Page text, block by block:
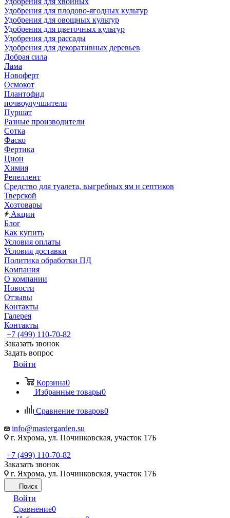
Удобрения для плодово-ягодных культур
Удобрения для овощных культур
Удобрения для цветочных культур
Удобрения для рассады
Удобрения для декоративных деревьев
Добрая сила
Лама
Новоферт
Осмокот
Плантофид
почвоулучшители
Пуршат
Разные производители
Сотка
Фаско
Фертика
Цион
Химия
Репеллент
Средство для туалета, выгребных ям и септиков
Тверской
Хозтовары
Акции
Блог
Как купить
Условия оплаты
Условия доставки
Политика обработки ПД
Компания
О компании
Новости
Отзывы
Контакты
Галерея
Контакты
+7 (499) 110-70-82
Заказать звонок
Задать вопрос
Войти
Корзина0
Избранные товары0
Сравнение товаров0
info@mastergarden.su
г. Яхрома, ул. Починковская, участок 17Б
+7 (499) 110-70-82
Заказать звонок
г. Яхрома, ул. Починковская, участок 17Б
Поиск
Войти
Сравнение0